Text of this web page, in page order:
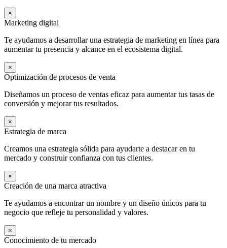
×
Marketing digital
Te ayudamos a desarrollar una estrategia de marketing en línea para
aumentar tu presencia y alcance en el ecosistema digital.
×
Optimización de procesos de venta
Diseñamos un proceso de ventas eficaz para aumentar tus tasas de
conversión y mejorar tus resultados.
×
Estrategia de marca
Creamos una estrategia sólida para ayudarte a destacar en tu
mercado y construir confianza con tus clientes.
×
Creación de una marca atractiva
Te ayudamos a encontrar un nombre y un diseño únicos para tu
negocio que refleje tu personalidad y valores.
×
Conocimiento de tu mercado